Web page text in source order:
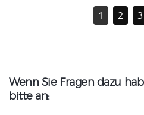
1 2 3
Wenn Sie Fragen dazu
bitte an: